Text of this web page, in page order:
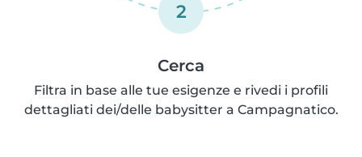
2
Cerca
Filtra in base alle tue esigenze e rivedi i profili
dettagliati dei/delle babysitter a Campagnatico.